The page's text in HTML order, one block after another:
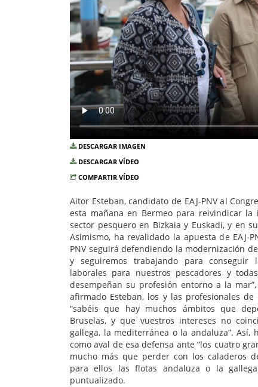
DESCARGAR IMAGEN
DESCARGAR VÍDEO
COMPARTIR VÍDEO
Aitor Esteban, candidato de EAJ-PNV al
esta mañana en Bermeo para reivindicar
sector pesquero en Bizkaia y Euskadi, y en
Asimismo, ha revalidado la apuesta de EAJ-
PNV seguirá defendiendo la modernización
y seguiremos trabajando para conseguir
laborales para nuestros pescadores y
desempeñan su profesión entorno a la
afirmado Esteban, los y las profesionales
“sabéis que hay muchos ámbitos que
Bruselas, y que vuestros intereses no
gallega, la mediterránea o la andaluza”. Así,
como aval de esa defensa ante “los cuatro
mucho más que perder con los caladeros
para ellos las flotas andaluza o la
puntualizado.